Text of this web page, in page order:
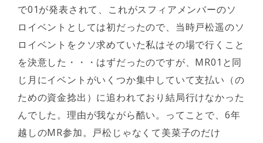
で01が発表されて、これがスフィアメンバーのソ
ロイベントとしては初だったので、当時戸松遥のソ
ロイベントをクソ求めていた私はその場で行くこと
を決意した・・・はずだったのですが、MR01と同
じ月にイベントがいくつか集中していて支払い（の
ための資金捻出）に追われており結局行けなかった
んでした。理由が我ながら酷い。ってことで、6年
越しのMR参加。戸松じゃなくて美菜子のだけ